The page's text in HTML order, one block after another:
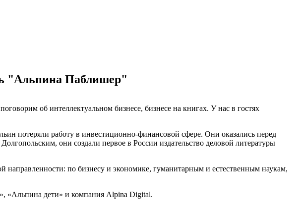
"Альпина Паблишер"
об интеллектуальном бизнесе, бизнесе на книгах. У нас в гостях
потеряли работу в инвестиционно-финансовой сфере. Они оказались перед
они создали первое в России издательство деловой литературы
по бизнесу и экономике, гуманитарным и естественным наукам,
«Альпина дети» и компания Alpina Digital.